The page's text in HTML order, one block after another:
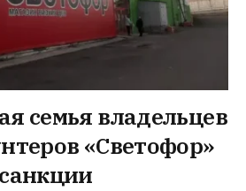
семья владельцев
«Светофор»